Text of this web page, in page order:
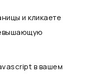
и кликаете
в вашем